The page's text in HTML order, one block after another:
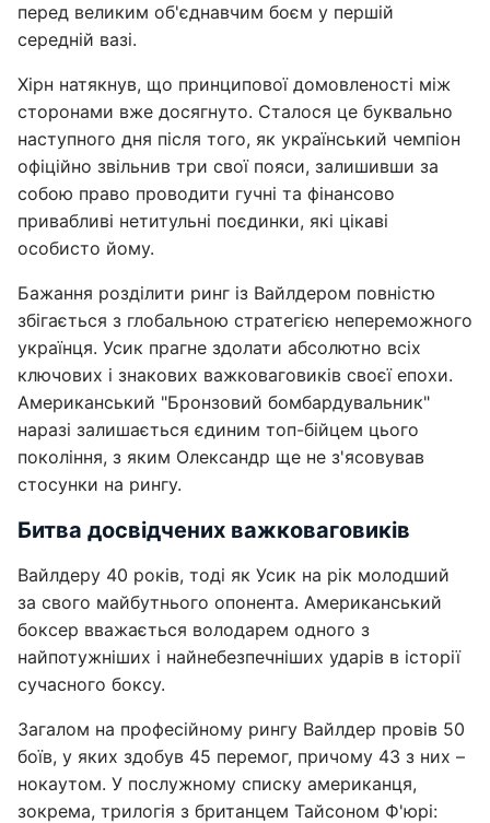
перед великим об'єднавчим боєм у першій
середній вазі.
Хірн натякнув, що принципової домовленості між
сторонами вже досягнуто. Сталося це буквально
наступного дня після того, як український чемпіон
офіційно звільнив три свої пояси, залишивши за
собою право проводити гучні та фінансово
привабливі нетитульні поєдинки, які цікаві
особисто йому.
Бажання розділити ринг із Вайлдером повністю
збігається з глобальною стратегією непереможного
українця. Усик прагне здолати абсолютно всіх
ключових і знакових важковаговиків своєї епохи.
Американський "Бронзовий бомбардувальник"
наразі залишається єдиним топ-бійцем цього
покоління, з яким Олександр ще не з'ясовував
стосунки на рингу.
Битва досвідчених важковаговиків
Вайлдеру 40 років, тоді як Усик на рік молодший
за свого майбутнього опонента. Американський
боксер вважається володарем одного з
найпотужніших і найнебезпечніших ударів в історії
сучасного боксу.
Загалом на професійному рингу Вайлдер провів 50
боїв, у яких здобув 45 перемог, причому 43 з них –
нокаутом. У послужному списку американця,
зокрема, трилогія з британцем Тайсоном Ф'юрі: